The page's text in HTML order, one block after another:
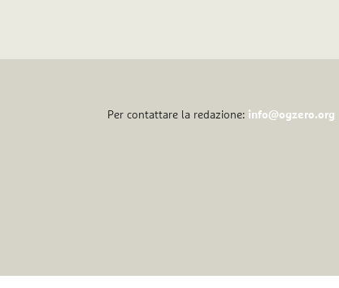
Per contattare la redazione: info@ogzero.org